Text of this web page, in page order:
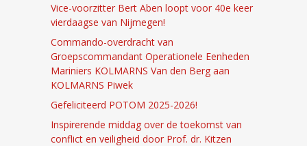
Vice-voorzitter Bert Aben loopt voor 40e keer
vierdaagse van Nijmegen!
Commando-overdracht van
Groepscommandant Operationele Eenheden
Mariniers KOLMARNS Van den Berg aan
KOLMARNS Piwek
Gefeliciteerd POTOM 2025-2026!
Inspirerende middag over de toekomst van
conflict en veiligheid door Prof. dr. Kitzen